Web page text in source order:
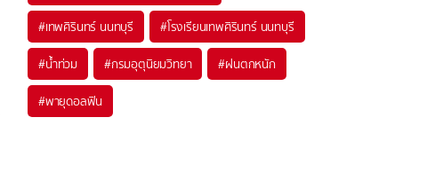
#เทพศิรินทร์ นนทบุรี #โรงเรียนเทพศิรินทร์ นนทบุรี
#น้ำท่วม #กรมอุตุนิยมวิทยา #ฝนตกหนัก
#พายุดอลฟิน